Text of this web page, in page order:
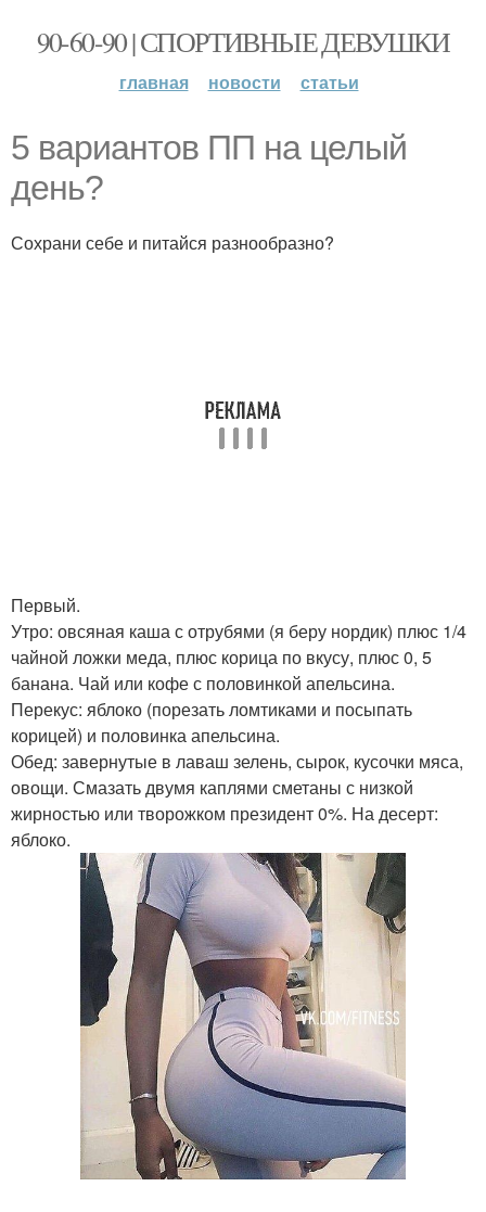
90-60-90 | СПОРТИВНЫЕ ДЕВУШКИ
главная новости статьи
5 вариантов ПП на целый
день?
Сохрани себе и питайся разнообразно?
Первый.
Утро: овсяная каша с отрубями (я беру нордик) плюс 1/4
чайной ложки меда, плюс корица по вкусу, плюс 0, 5
банана. Чай или кофе с половинкой апельсина.
Перекус: яблоко (порезать ломтиками и посыпать
корицей) и половинка апельсина.
Обед: завернутые в лаваш зелень, сырок, кусочки мяса,
овощи. Смазать двумя каплями сметаны с низкой
жирностью или творожком президент 0%. На десерт:
яблоко.